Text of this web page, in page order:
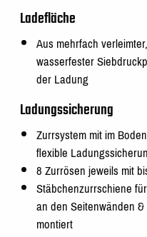
Ladefläche
Aus mehrfach
wasserfester
der Ladung
Ladungssicherung
Zurrsystem mit im
flexible
8 Zurrösen jeweils mit
Stäbchenzurrschiene
an den Seitenwänden
montiert